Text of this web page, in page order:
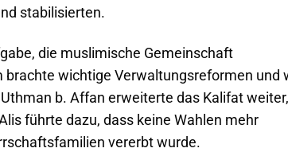
stabilisierten.
die muslimische Gemeinschaft
wichtige Verwaltungsreformen und
b. Affan erweiterte das Kalifat weiter,
führte dazu, dass keine Wahlen mehr
vererbt wurde.